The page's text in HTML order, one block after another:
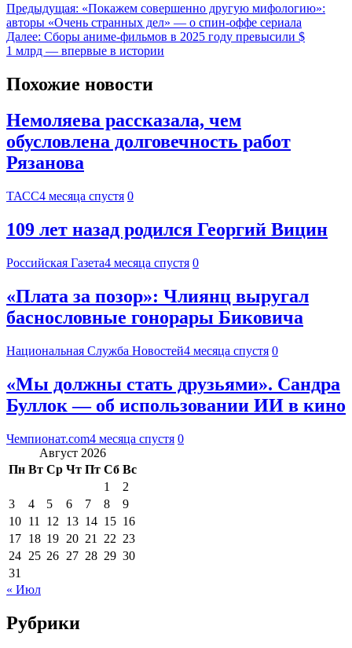
Предыдущая: «Покажем совершенно другую мифологию»:
авторы «Очень странных дел» — о спин-оффе сериала
Далее: Сборы аниме-фильмов в 2025 году превысили $
1 млрд — впервые в истории
Похожие новости
Немоляева рассказала, чем
обусловлена долговечность работ
Рязанова
ТАСС4 месяца спустя 0
109 лет назад родился Георгий Вицин
Российская Газета4 месяца спустя 0
«Плата за позор»: Члиянц выругал
баснословные гонорары Биковича
Национальная Служба Новостей4 месяца спустя 0
«Мы должны стать друзьями». Сандра
Буллок — об использовании ИИ в кино
Чемпионат.com4 месяца спустя 0
Август 2026
Пн Вт Ср Чт Пт Сб Вс
1
2
3
4 5 6 7 8
9
10 11 12 13 14 15 16
17 18 19 20 21 22 23
24 25 26 27 28 29 30
31
« Июл
Рубрики